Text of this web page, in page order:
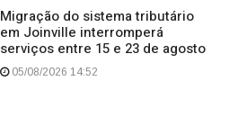
Migração do sistema tributário
em Joinville interromperá
serviços entre 15 e 23 de agosto
05/08/2026 14:52